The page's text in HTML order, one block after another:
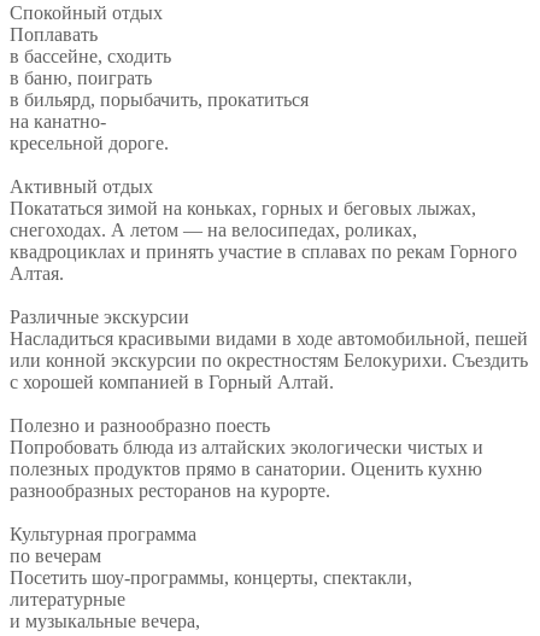
Спокойный отдых
Поплавать
в бассейне, сходить
в баню, поиграть
в бильярд, порыбачить, прокатиться
на канатно-
кресельной дороге.
Активный отдых
Покататься зимой на коньках, горных и беговых лыжах,
снегоходах. А летом — на велосипедах, роликах,
квадроциклах и принять участие в сплавах по рекам Горного
Алтая.
Различные экскурсии
Насладиться красивыми видами в ходе автомобильной, пешей
или конной экскурсии по окрестностям Белокурихи. Съездить
с хорошей компанией в Горный Алтай.
Полезно и разнообразно поесть
Попробовать блюда из алтайских экологически чистых и
полезных продуктов прямо в санатории. Оценить кухню
разнообразных ресторанов на курорте.
Культурная программа
по вечерам
Посетить шоу-программы, концерты, спектакли,
литературные
и музыкальные вечера,